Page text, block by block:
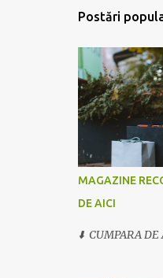
Postări
MAGAZINE
DE AICI
⬇️ CUMPARA